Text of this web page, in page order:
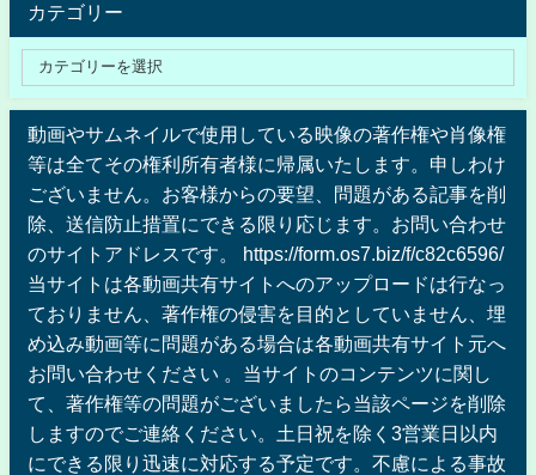
カテゴリー
動画やサムネイルで使用している映像の著作権や肖像権
等は全てその権利所有者様に帰属いたします。申しわけ
ございません。お客様からの要望、問題がある記事を削
除、送信防止措置にできる限り応じます。お問い合わせ
のサイトアドレスです。 https://form.os7.biz/f/c82c6596/
当サイトは各動画共有サイトへのアップロードは行なっ
ておりません、著作権の侵害を目的としていません、埋
め込み動画等に問題がある場合は各動画共有サイト元へ
お問い合わせください 。当サイトのコンテンツに関し
て、著作権等の問題がございましたら当該ページを削除
しますのでご連絡ください。土日祝を除く3営業日以内
にできる限り迅速に対応する予定です。不慮による事故